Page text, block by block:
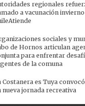
regionales
a vacunación
sociales y
de Hornos articulan
para enfrentar
de la comuna
Costanera es Tuya
nueva jornada recreativa